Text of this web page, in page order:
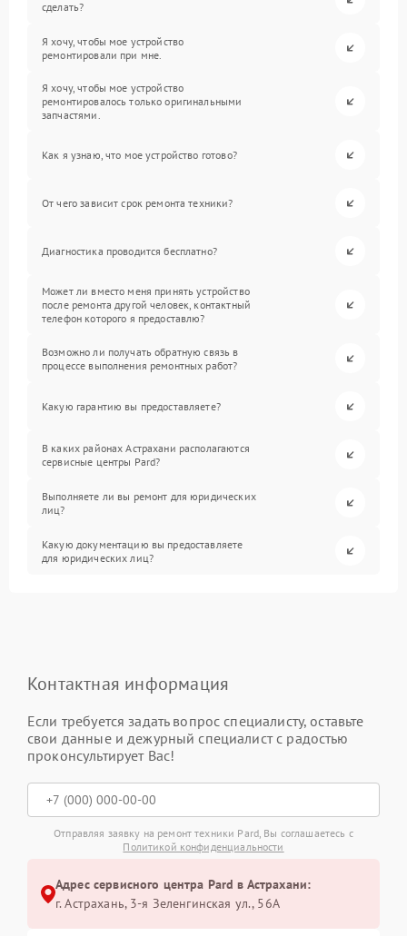
сделать?
Я хочу, чтобы мое устройство
ремонтировали при мне.
Я хочу, чтобы мое устройство
ремонтировалось только оригинальными
запчастями.
Как я узнаю, что мое устройство готово?
От чего зависит срок ремонта техники?
Диагностика проводится бесплатно?
Может ли вместо меня принять устройство
после ремонта другой человек, контактный
телефон которого я предоставлю?
Возможно ли получать обратную связь в
процессе выполнения ремонтных работ?
Какую гарантию вы предоставляете?
В каких районах Астрахани располагаются
сервисные центры Pard?
Выполняете ли вы ремонт для юридических
лиц?
Какую документацию вы предоставляете
для юридических лиц?
Контактная информация
Если требуется задать вопрос специалисту, оставьте
свои данные и дежурный специалист с радостью
проконсультирует Вас!
Отправляя заявку на ремонт техники Pard, Вы соглашаетесь с
Политикой конфиденциальности
Адрес сервисного центра Pard в Астрахани:
г. Астрахань, 3-я Зеленгинская ул., 56А